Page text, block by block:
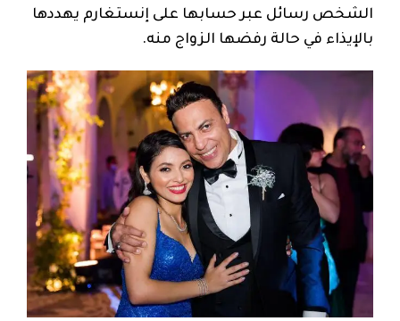
الشخص رسائل عبر حسابها على إنستغارم يهددها
بالإيذاء في حالة رفضها الزواج منه.